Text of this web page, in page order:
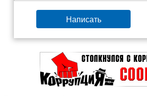
Написать